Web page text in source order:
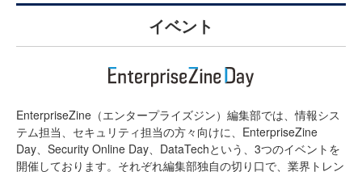
イベント
EnterpriseZine（エンタープライズジン）編集部では、情報シス
テム担当、セキュリティ担当の方々向けに、EnterpriseZine
Day、Security Online Day、DataTechという、3つのイベントを
開催しております。それぞれ編集部独自の切り口で、業界トレン